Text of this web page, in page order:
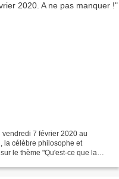
7 février 2020 au
la célèbre philosophe et
le thème "Qu'est-ce que la